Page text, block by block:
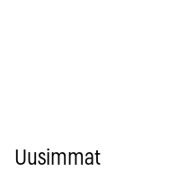
Uusimmat